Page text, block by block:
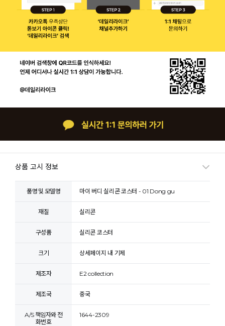
상품 고시 정보
품명 및 모델명 마이 버디 실리콘 코스터 - 01 Dong gu
재질 실리콘
구성품 실리콘 코스터
크기 상세페이지 내 기제
제조자 E2 collection
제조국 중국
A/S 책임자와 전
화번호
1644-2309